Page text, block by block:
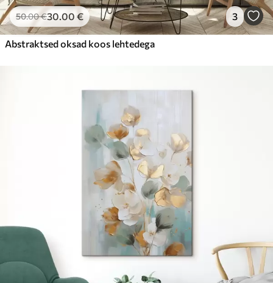
50.00€30.00 € 3
Abstraktsed oksad koos lehtedega